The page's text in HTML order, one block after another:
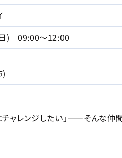
) 09:00～12:00
チャレンジしたい」——そんな